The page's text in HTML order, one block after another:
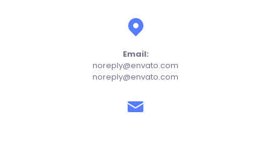
Email:
noreply@envato.com
noreply@envato.com